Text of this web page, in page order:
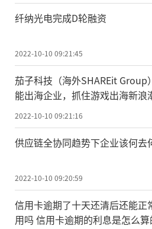
纤纳光电完成D轮融资
2022-10-10 09:21:45
茄子科技（海外SHAREit Group
能出海企业，抓住游戏出海新浪
2022-10-10 09:21:16
供应链全协同趋势下企业该何去
2022-10-10 09:20:59
信用卡逾期了十天还清后还能正
用吗 信用卡逾期的利息是怎么算